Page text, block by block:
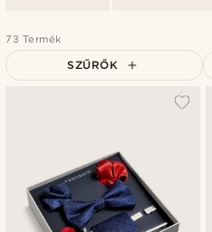
73 Termék
SZŰRŐK